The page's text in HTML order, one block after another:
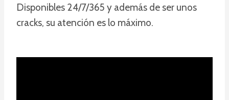
Disponibles 24/7/365 y además de ser unos
cracks, su atención es lo máximo.